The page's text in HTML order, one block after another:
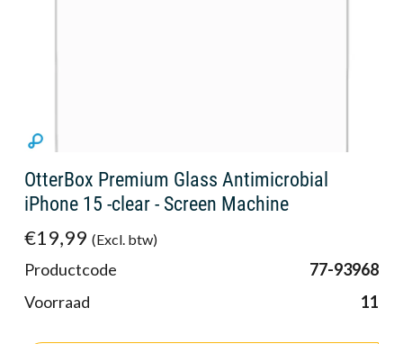
OtterBox Premium Glass Antimicrobial
iPhone 15 -clear - Screen Machine
€19,99 (Excl. btw)
Productcode
77-93968
Voorraad
11